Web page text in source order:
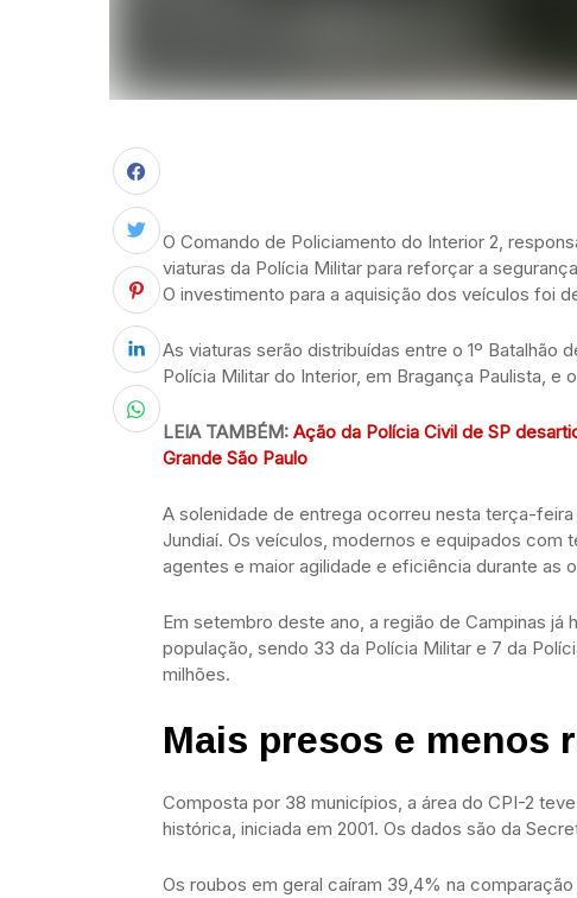
O Comando de Policiamento do Interior 2,
viaturas da Polícia Militar para reforçar a
O investimento para a aquisição dos veículos foi
As viaturas serão distribuídas entre o 1º Batalhão
Polícia Militar do Interior, em Bragança Paulista, e
LEIA TAMBÉM: Ação da Polícia Civil de SP
Grande São Paulo
A solenidade de entrega ocorreu nesta terça-
Jundiaí. Os veículos, modernos e equipados
agentes e maior agilidade e eficiência durante as
Em setembro deste ano, a região de Campinas
população, sendo 33 da Polícia Militar e 7 da
milhões.
Mais presos e menos
Composta por 38 municípios, a área do CPI-2
histórica, iniciada em 2001. Os dados são da
Os roubos em geral caíram 39,4% na